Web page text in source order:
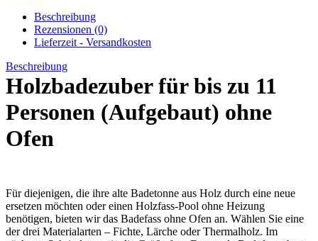
Beschreibung
Rezensionen (0)
Lieferzeit - Versandkosten
Beschreibung
Holzbadezuber für bis zu 11
Personen (Aufgebaut) ohne
Ofen
Für diejenigen, die ihre alte Badetonne aus Holz durch eine neue
ersetzen möchten oder einen Holzfass-Pool ohne Heizung
benötigen, bieten wir das Badefass ohne Ofen an. Wählen Sie eine
der drei Materialarten – Fichte, Lärche oder Thermalholz. Im